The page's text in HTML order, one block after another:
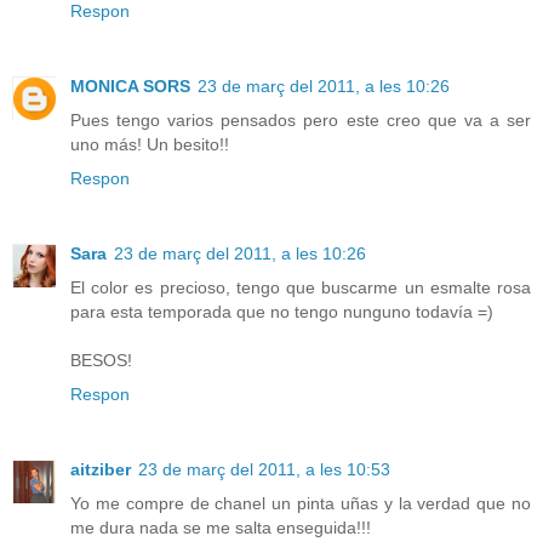
Respon
MONICA SORS 23 de març del 2011, a les 10:26
Pues tengo varios pensados pero este creo que va a ser
uno más! Un besito!!
Respon
Sara 23 de març del 2011, a les 10:26
El color es precioso, tengo que buscarme un esmalte rosa
para esta temporada que no tengo nunguno todavía =)
BESOS!
Respon
aitziber 23 de març del 2011, a les 10:53
Yo me compre de chanel un pinta uñas y la verdad que no
me dura nada se me salta enseguida!!!